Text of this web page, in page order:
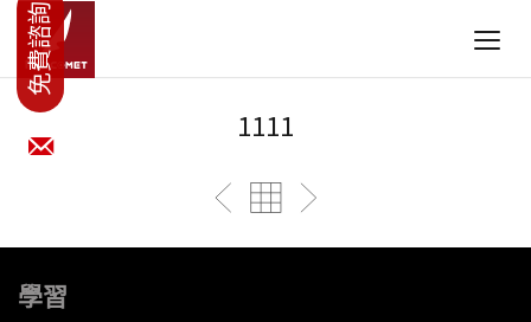
1111
學習